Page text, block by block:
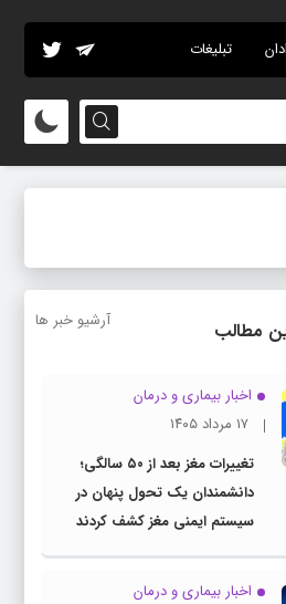
تبلیغات
مطالب آرشیو خبر ها
اخبار بیماری و درمان
۱۷ مرداد ۱۴۰۵
تغییرات مغز بعد از ۵۰ سالگی؛
دانشمندان یک تحول پنهان در
سیستم ایمنی مغز کشف کردند
اخبار بیماری و درمان